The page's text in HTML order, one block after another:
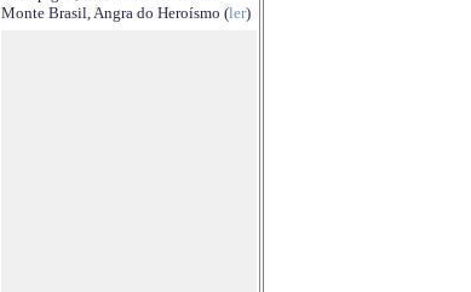
Monte Brasil, Angra do Heroísmo (ler)